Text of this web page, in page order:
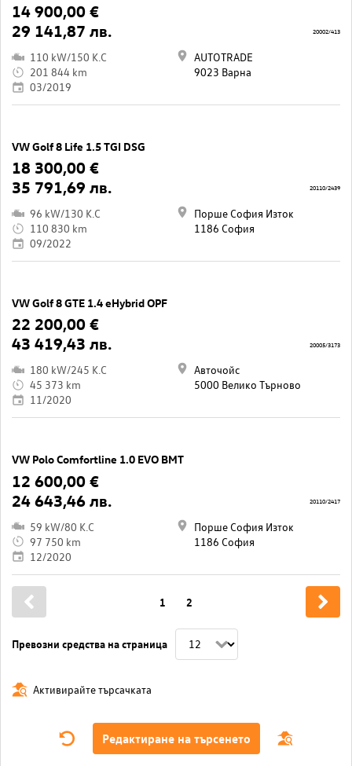
14 900,00 €
29 141,87 лв.
110 kW/150 K.C
201 844 km
03/2019
AUTOTRADE
9023 Варна
20002/413
VW Golf 8 Life 1.5 TGI DSG
18 300,00 €
35 791,69 лв.
96 kW/130 K.C
110 830 km
09/2022
Порше София Изток
1186 София
20110/2439
VW Golf 8 GTE 1.4 eHybrid OPF
22 200,00 €
43 419,43 лв.
180 kW/245 K.C
45 373 km
11/2020
Авточойс
5000 Велико Търново
20005/3173
VW Polo Comfortline 1.0 EVO BMT
12 600,00 €
24 643,46 лв.
59 kW/80 K.C
97 750 km
12/2020
Порше София Изток
1186 София
20110/2417
Превозни средства на страница
1 2
Активирайте търсачката
Редактиране на търсенето